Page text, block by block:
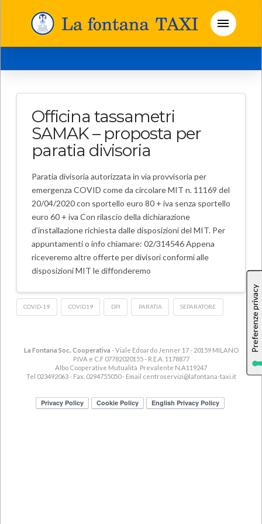
Officina tassametri
SAMAK – proposta per
paratia divisoria
Paratia divisoria autorizzata in via provvisoria per
emergenza COVID come da circolare MIT n. 11169 del
20/04/2020 con sportello euro 80 + iva senza sportello
euro 60 + iva Con rilascio della dichiarazione
d’installazione richiesta dalle disposizioni del MIT. Per
appuntamenti o info chiamare: 02/314546 Appena
riceveremo altre offerte per divisori conformi alle
disposizioni MIT le diffonderemo
COVID-19 COVID19 DPI PARATIA SEPARATORE
La Fontana Soc. Cooperativa - Viale Edoardo Jenner 17 - 20159 MILANO
P.IVA e C.F 07782020155 - R.E.A. 1178877
Albo Cooperative Mutualità Prevalente N.A119247
Tel 023492063 - Fax. 0294755050 - Email centroservizi@lafontana-taxi.it